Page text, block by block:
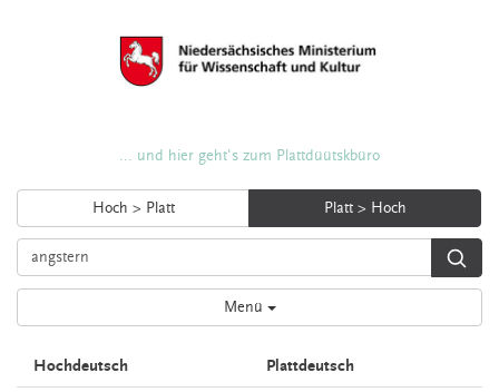
... und hier geht's zum Plattdüütskbüro
Hoch > Platt Platt > Hoch
Menü
Hochdeutsch Plattdeutsch